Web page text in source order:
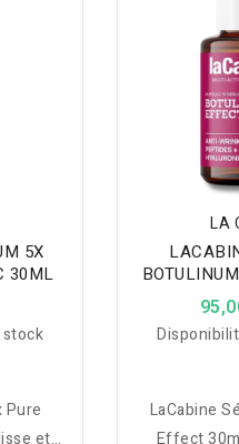
5X
30ML
stock
Pure
et
LA
LaCabine
Effect